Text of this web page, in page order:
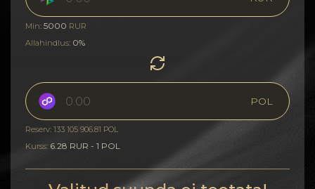
Min: 5000 RUR
Allahindlus: 0%
POL
Reserv: 133 105 906.81 POL
Kurss: 6.28 RUR - 1 POL